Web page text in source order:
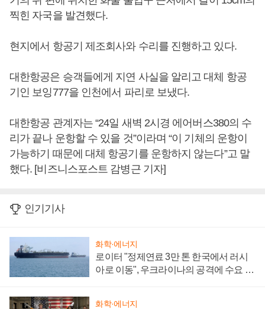
찍힌 자국을 발견했다.
현지에서 항공기 제조회사와 수리를 진행하고 있다.
대한항공은 승객들에게 지연 사실을 알리고 대체 항공
기인 보잉777을 인천에서 파리로 보냈다.
대한항공 관계자는 “24일 새벽 2시경 에어버스380의 수
리가 끝나 운항할 수 있을 것”이라며 “이 기체의 운항이
가능하기 때문에 대체 항공기를 운항하지 않는다”고 말
했다. [비즈니스포스트 감병근 기자]
인기기사
화학·에너지
로이터 "정제연료 3만 톤 한국에서 러시
아로 이동", 우크라이나의 공격에 수요 늘
화학·에너지